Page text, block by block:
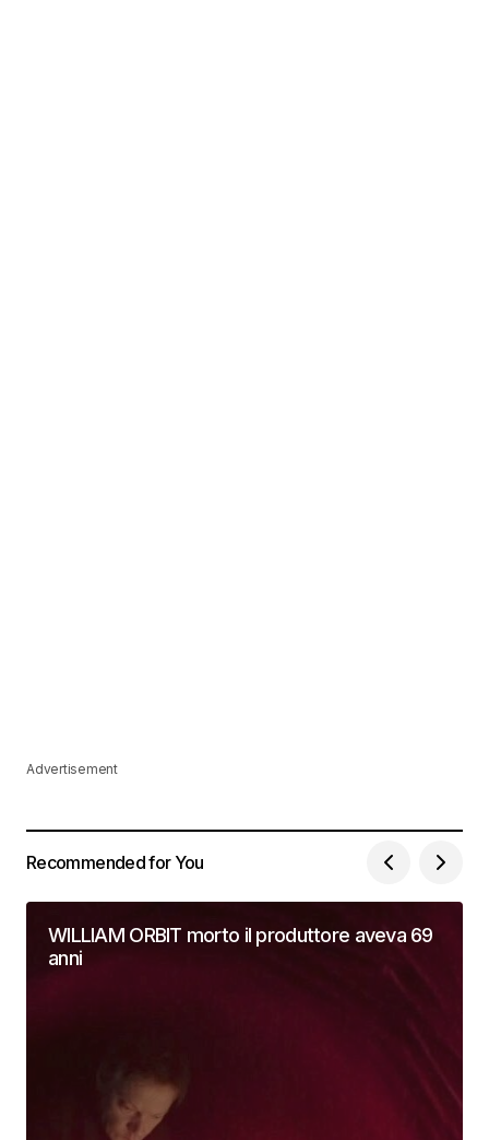
Advertisement
Recommended for You
WILLIAM ORBIT morto il produttore aveva 69
anni